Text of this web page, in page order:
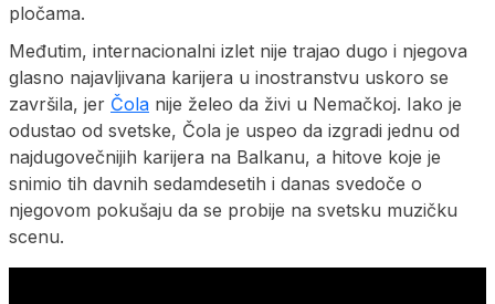
pločama.
Međutim, internacionalni izlet nije trajao dugo i njegova
glasno najavljivana karijera u inostranstvu uskoro se
završila, jer Čola nije želeo da živi u Nemačkoj. Iako je
odustao od svetske, Čola je uspeo da izgradi jednu od
najdugovečnijih karijera na Balkanu, a hitove koje je
snimio tih davnih sedamdesetih i danas svedoče o
njegovom pokušaju da se probije na svetsku muzičku
scenu.